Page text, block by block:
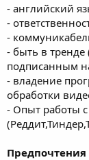
- английский
-
-
- быть в
подписанным
- владение
обработки
- Опыт работы